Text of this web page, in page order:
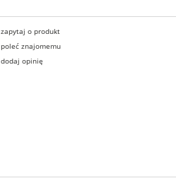
zapytaj o produkt
poleć znajomemu
dodaj opinię